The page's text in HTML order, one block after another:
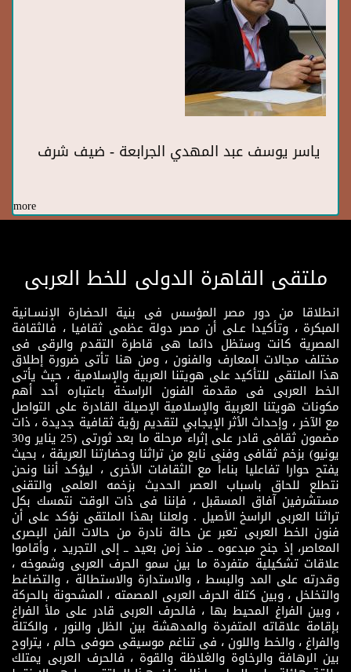
ياسر يوسف عبد المهدي الجرابعة - ضيف شرف
more
ملتقى القاهرة الدولى للخط العربى
انطلاقا من دور مصر المؤسس فى بنية الحضارة الإنسـانية
المبكرة ، وتأكيدا عـلى أن مصر دولة عظمى ثقافيا ، فالثقافة
المصرية كانت وستظل دائما هى قاطرة التقدم والرقى فى
مختلف مجالات المعارف والفنون ، ومن هنا تأتى ضرورة إطلاق
هذا الملتقى للتأكيد على هويتنا العربية والإسلامية ، حيث يأتى
الخط العربى فى مقدمة الفنون الراسخة باعتباره أحد أهم
مكونات هويتنا العربية والإسلامية الإصيلة القادرة على التواصل
مع الآخر ، وإحداث الأثر الإيجابي لتقديم رؤية ثقافية جديدة ، ذات
مضمون ثقافى قادر على إثراء مرحلة ما بعد ثورتى (25 يناير و30
يونيو) بزخم ثقافى وفنى نابع من تراثنا وحضارتنا العريقة ، بحيث
يفتح حوارا تفاعليا بناءاً مع الثقافات الأخرى ، ليؤكد أننا ونحن
نتطلع للحاق باسباب العصر الحديث بزخمه العلمى والتقنى
مستشرفين آفاق المسقبل ، فإننا فى ذات الوقت نتمسك بكل
تراثنا العربى الراسخ الأصيل . ولعلنا بهذا الملتقى نؤكد على أن
فنون الخط العربى تعبر عن حالة نادرة من حالات الفن البصرى
المعاصر، إذ جنح مبدعوه ــ منذ زمن بعيد ــ إلى التجريد ، وأقاموا
علاقات تشكيلية متفردة ما بين سمو الحرف العربى وشموخه ،
وقدرته على المد والبسط ، والاستدارة والاستطالة ، والتضاغط
والتخلخل ، وبين كتلة الحرف العربى المصمته ، المشحونة بالحركة
، وبين الفراغ المحيط بها ، فالحرف العربى قادر على ملأ الفراغ
بإقامة علاقاته المتفردة والمدهشة بين الظل والنور ، والكتلة
والفراغ ، والخط واللون ، فى تناغم موسيقى صوفى حالم ، يتراوح
بين الرهافة والرخاوة والغلاظة والقوة ، فالحرف العربى يمتلك